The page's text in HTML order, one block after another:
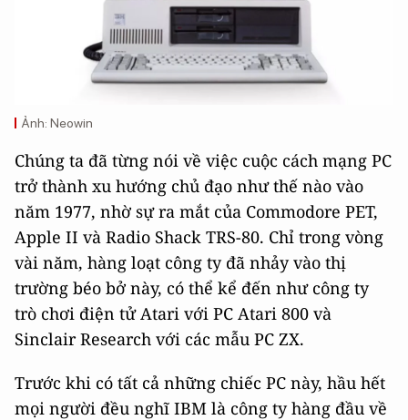
Ảnh: Neowin
Chúng ta đã từng nói về việc cuộc cách mạng PC
trở thành xu hướng chủ đạo như thế nào vào
năm 1977, nhờ sự ra mắt của Commodore PET,
Apple II và Radio Shack TRS-80. Chỉ trong vòng
vài năm, hàng loạt công ty đã nhảy vào thị
trường béo bở này, có thể kể đến như công ty
trò chơi điện tử Atari với PC Atari 800 và
Sinclair Research với các mẫu PC ZX.
Trước khi có tất cả những chiếc PC này, hầu hết
mọi người đều nghĩ IBM là công ty hàng đầu về